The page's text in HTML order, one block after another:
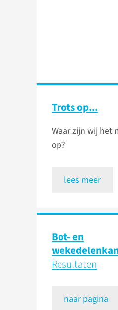
Trots op...
Waar zijn wij het
op?
lees meer
Bot- en
Resultaten
naar pagina